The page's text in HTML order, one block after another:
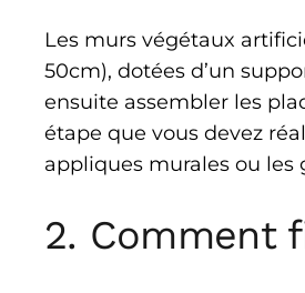
Les murs végétaux
50cm), dotées d’un
ensuite assembler les
étape que vous devez
appliques murales ou les
2. Comment